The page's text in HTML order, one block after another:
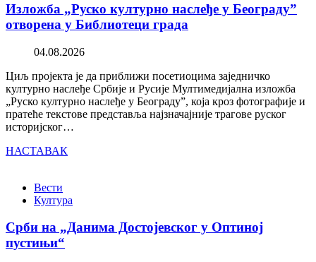
Изложба „Руско културно наслеђе у Београду”
отворена у Библиотеци града
04.08.2026
Циљ пројекта је да приближи посетиоцима заједничко
културно наслеђе Србије и Русије Мултимедијална изложба
„Руско културно наслеђе у Београду”, која кроз фотографије и
пратеће текстове представља најзначајније трагове руског
историјског…
НАСТАВАК
Вести
Култура
Срби на „Данима Достојевског у Оптиној
пустињи“